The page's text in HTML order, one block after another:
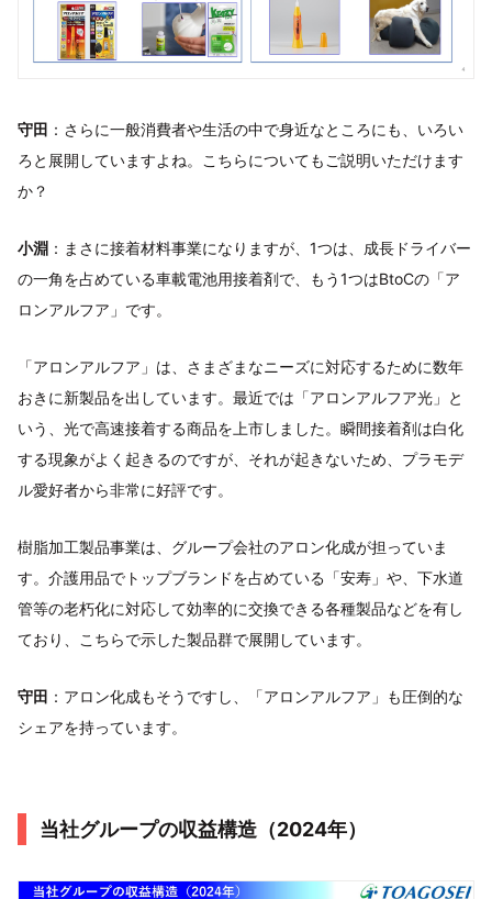
守田 ：さらに一般消費者や生活の中で身近なところにも、いろい
ろと展開していますよね。こちらについてもご説明いただけます
か？
小淵 ：まさに接着材料事業になりますが、1つは、成長ドライバー
の一角を占めている車載電池用接着剤で、もう1つはBtoCの「ア
ロンアルフア」です。
「アロンアルフア」は、さまざまなニーズに対応するために数年
おきに新製品を出しています。最近では「アロンアルフア光」と
いう、光で高速接着する商品を上市しました。瞬間接着剤は白化
する現象がよく起きるのですが、それが起きないため、プラモデ
ル愛好者から非常に好評です。
樹脂加工製品事業は、グループ会社のアロン化成が担っていま
す。介護用品でトップブランドを占めている「安寿」や、下水道
管等の老朽化に対応して効率的に交換できる各種製品などを有し
ており、こちらで示した製品群で展開しています。
守田 ：アロン化成もそうですし、「アロンアルフア」も圧倒的な
シェアを持っています。
当社グループの収益構造（2024年）